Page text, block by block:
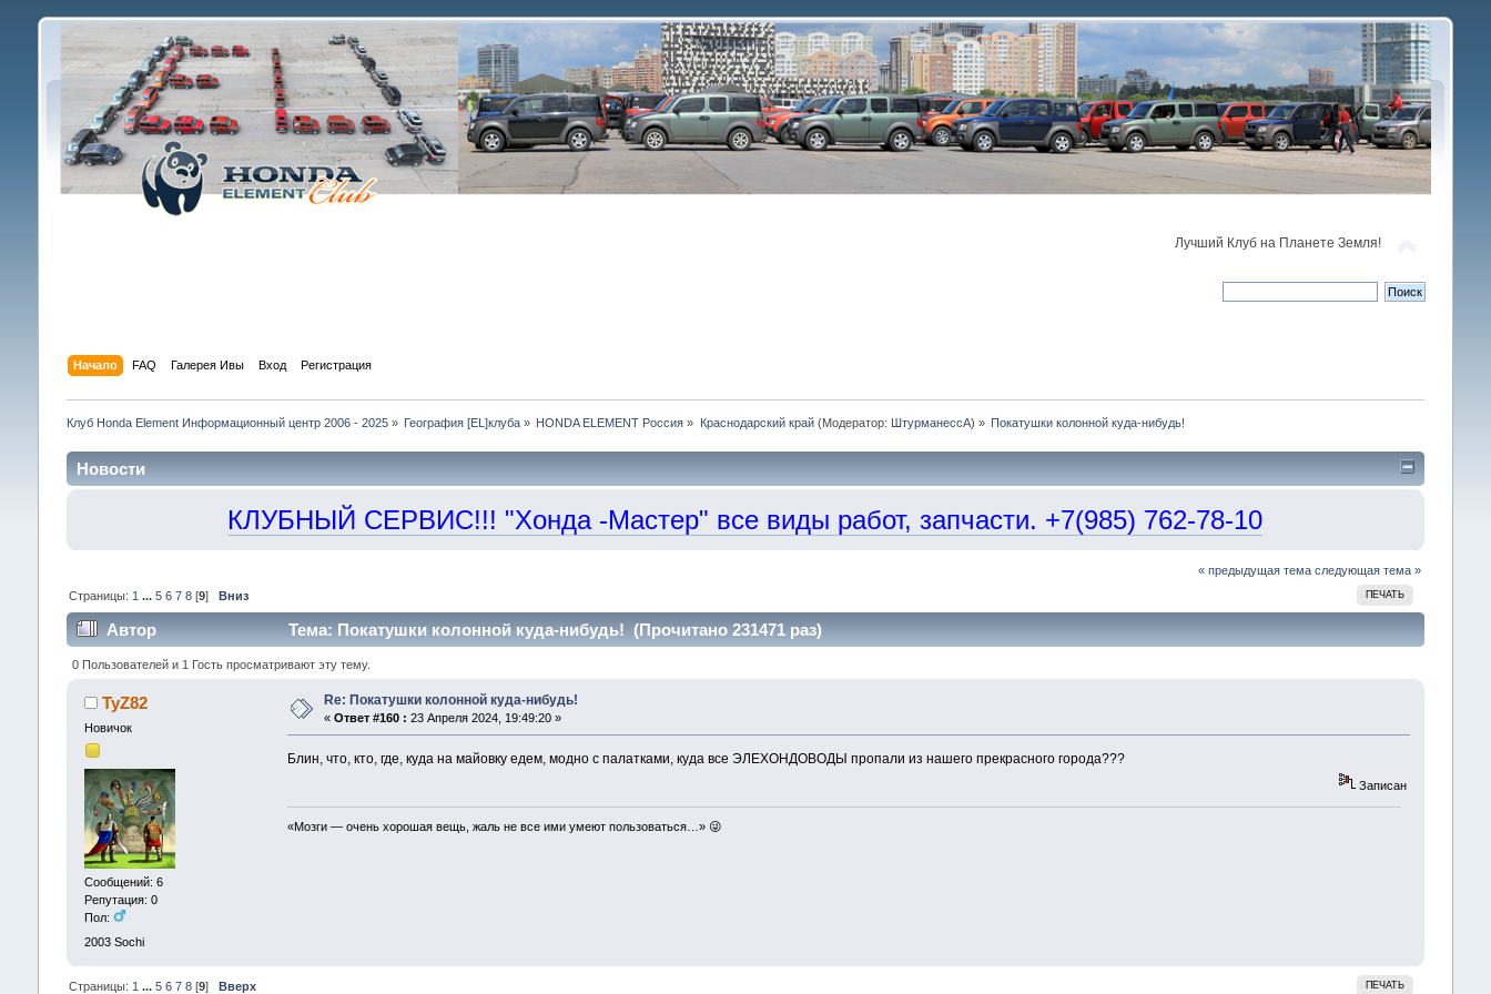
Лучший Клуб на Планете Земля!
Начало FAQ Галерея Ивы Вход Регистрация
Клуб Honda Element Информационный центр 2006 - 2025» География [EL]клуба » HONDA ELEMENT Россия » Краснодарский край(Модератор: ШтурманессА) » Покатушки колонной куда-нибудь!
Новости
КЛУБНЫЙ СЕРВИС!!! "Хонда -Мастер" все виды работ, запчасти. +7(985) 762-78-10
« предыдущая тема следующая тема »
ПЕЧАТЬ
Страницы: 1 ... 5 6 7 8[9] Вниз
Автор Тема: Покатушки колонной куда-нибудь! (Прочитано 231471 раз)
0 Пользователей и 1 Гость просматривают эту тему.
TyZ82
Новичок
Сообщений: 6
Репутация: 0
Пол:
2003 Sochi
Re: Покатушки колонной куда-нибудь!
« Ответ #160 : 23 Апреля 2024, 19:49:20 »
Блин, что, кто, где, куда на майовку едем, модно с палатками, куда все ЭЛЕХОНДОВОДЫ пропали из нашего прекрасного города???
Записан
«Мозги — очень хорошая вещь, жаль не все ими умеют пользоваться…» 😜
ПЕЧАТЬ
Страницы: 1 ... 5 6 7 8[9] Вверх